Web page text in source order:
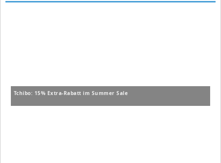
Tchibo: 15% Extra-Rabatt im Summer Sale